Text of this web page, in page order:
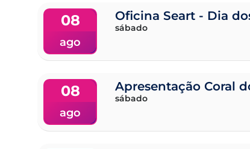
08
ago
Oficina Seart - Dia
sábado
08
ago
Apresentação Coral
sábado